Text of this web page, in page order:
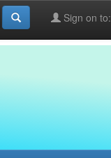
Sign on to: